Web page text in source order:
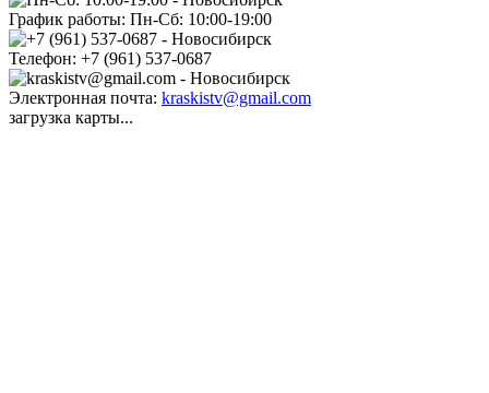
График работы: Пн-Сб: 10:00-19:00
Телефон: +7 (961) 537-0687
Электронная почта: kraskistv@gmail.com
загрузка карты...